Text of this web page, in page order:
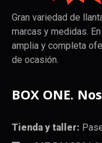
Gran variedad de
marcas y medidas.
amplia y completa
de ocasión.
BOX ONE.
Tienda y taller: